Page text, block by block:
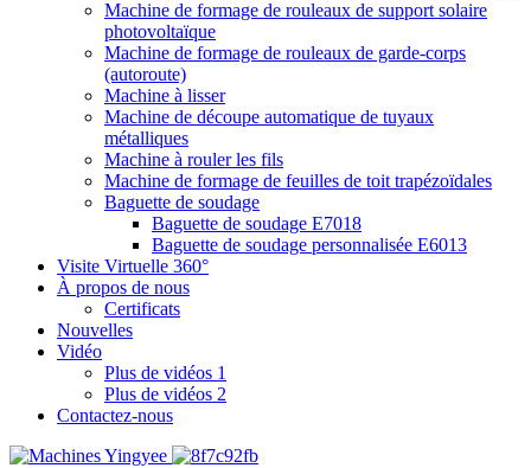
Machine de formage de rouleaux de support solaire
photovoltaïque
Machine de formage de rouleaux de garde-corps
(autoroute)
Machine à lisser
Machine de découpe automatique de tuyaux
métalliques
Machine à rouler les fils
Machine de formage de feuilles de toit trapézoïdales
Baguette de soudage
Baguette de soudage E7018
Baguette de soudage personnalisée E6013
Visite Virtuelle 360°
À propos de nous
Certificats
Nouvelles
Vidéo
Plus de vidéos 1
Plus de vidéos 2
Contactez-nous